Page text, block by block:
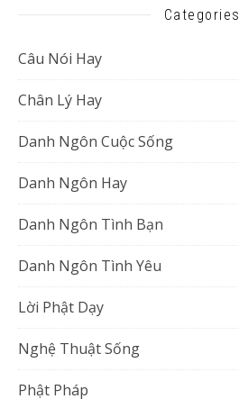
Categories
Câu Nói Hay
Chân Lý Hay
Danh Ngôn Cuộc Sống
Danh Ngôn Hay
Danh Ngôn Tình Bạn
Danh Ngôn Tình Yêu
Lời Phật Dạy
Nghệ Thuật Sống
Phật Pháp